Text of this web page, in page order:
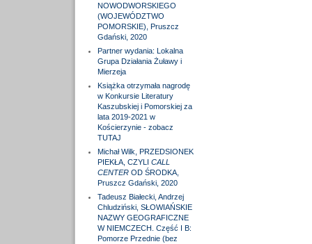
NOWODWORSKIEGO
(WOJEWÓDZTWO
POMORSKIE), Pruszcz
Gdański, 2020
Partner wydania: Lokalna
Grupa Działania Żuławy i
Mierzeja
Książka otrzymała nagrodę
w Konkursie Literatury
Kaszubskiej i Pomorskiej za
lata 2019-2021 w
Kościerzynie - zobacz
TUTAJ
Michał Wilk, PRZEDSIONEK
PIEKŁA, CZYLI CALL
CENTEROD ŚRODKA,
Pruszcz Gdański, 2020
Tadeusz Białecki, Andrzej
Chludziński, SŁOWIAŃSKIE
NAZWY GEOGRAFICZNE
W NIEMCZECH. Część I B:
Pomorze Przednie (bez